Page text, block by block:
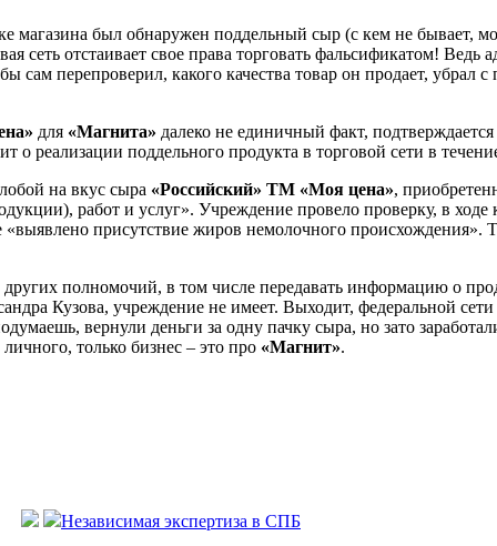
магазина был обнаружен поддельный сыр (с кем не бывает,
сеть отстаивает свое права торговать фальсификатом! Ведь
сам перепроверил, какого качества товар он продает, убрал
для «Магнита» далеко не единичный факт,
о реализации поддельного продукта в торговой сети в
на вкус сыра «Российский» ТМ «Моя цена»,
работ и услуг». Учреждение провело проверку, в ходе
«выявлено присутствие жиров немолочного
других полномочий, в том числе передавать информацию о
Кузова, учреждение не имеет. Выходит, федеральной сети
вернули деньги за одну пачку сыра, но зато
только бизнес – это про «Магнит».
Независимая экспертиза в СПБ